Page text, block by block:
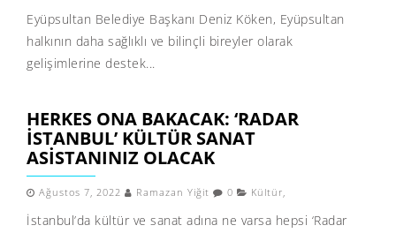
Eyüpsultan Belediye Başkanı Deniz Köken, Eyüpsultan
halkının daha sağlıklı ve bilinçli bireyler olarak
gelişimlerine destek...
HERKES ONA BAKACAK: ‘RADAR
İSTANBUL’ KÜLTÜR SANAT
ASISTANINIZ OLACAK
Ağustos 7, 2022 Ramazan Yiğit 0 Kültür,
İstanbul’da kültür ve sanat adına ne varsa hepsi ‘Radar